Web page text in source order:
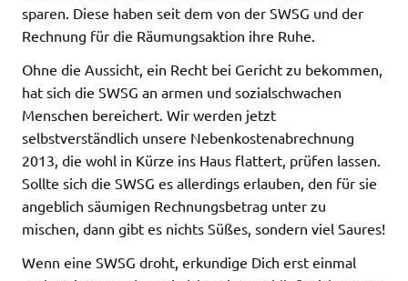
sparen. Diese haben seit dem von der SWSG und der
Rechnung für die Räumungsaktion ihre Ruhe.
Ohne die Aussicht, ein Recht bei Gericht zu bekommen,
hat sich die SWSG an armen und sozialschwachen
Menschen bereichert. Wir werden jetzt
selbstverständlich unsere Nebenkostenabrechnung
2013, die wohl in Kürze ins Haus flattert, prüfen lassen.
Sollte sich die SWSG es allerdings erlauben, den für sie
angeblich säumigen Rechnungsbetrag unter zu
mischen, dann gibt es nichts Süßes, sondern viel Saures!
Wenn eine SWSG droht, erkundige Dich erst einmal